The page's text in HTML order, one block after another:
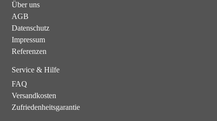
Über uns
AGB
Datenschutz
Impressum
Referenzen
Service & Hilfe
FAQ
Versandkosten
Zufriedenheitsgarantie